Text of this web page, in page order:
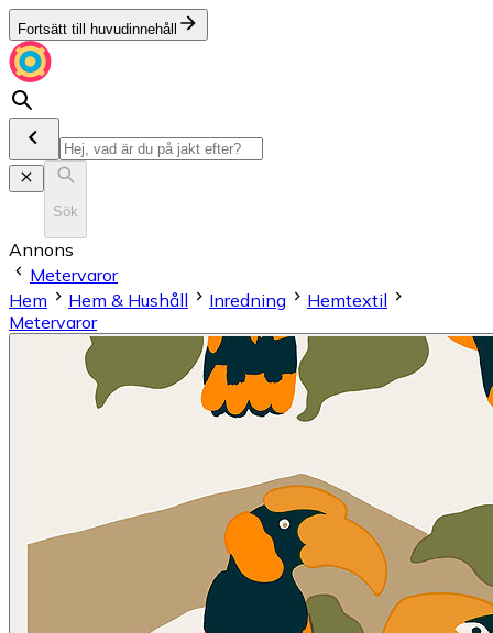
Fortsätt till huvudinnehåll
Sök
Annons
Metervaror
Hem
Hem & Hushåll Inredning
Hemtextil
Metervaror